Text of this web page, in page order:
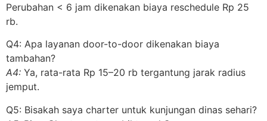
Perubahan < 6 jam dikenakan biaya reschedule Rp 25
rb.
Q4: Apa layanan door-to-door dikenakan biaya
tambahan?
A4: Ya, rata-rata Rp 15–20 rb tergantung jarak radius
jemput.
Q5: Bisakah saya charter untuk kunjungan dinas sehari?